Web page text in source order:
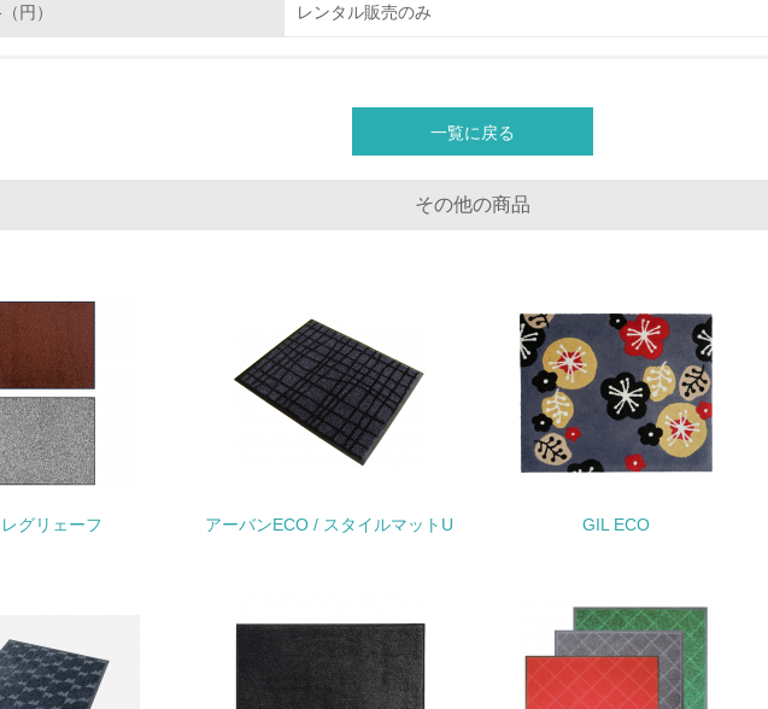
<L1> グリーン購入の取り組み方針を有し、グリーン購入を行っている
<L2> 購入している製品・サービスの量と種類を把握し、具体的な目標や計画を立てている
<L1> 環境負荷ができるだけ小さい包装・梱包を行っている
<L2> 環境負荷ができるだけ小さい物流を行っている
非該当（化学物質を使用していない）
<L2> 化学物質の使用量及び外部への排出量を把握し、具体的な削減目標や計画を立てている
円） レンタル販売のみ
一覧に戻る
その他の商品
グリェーフ アーバンECO / スタイルマットU GIL ECO